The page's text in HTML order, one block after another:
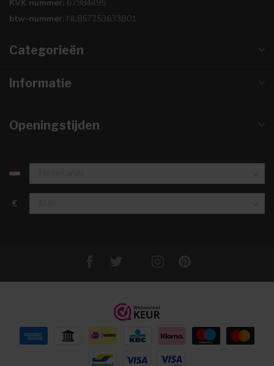
KVK nummer: 67984495
btw-nummer: NL857253633B01
Categorieën
Informatie
Openingstijden
€